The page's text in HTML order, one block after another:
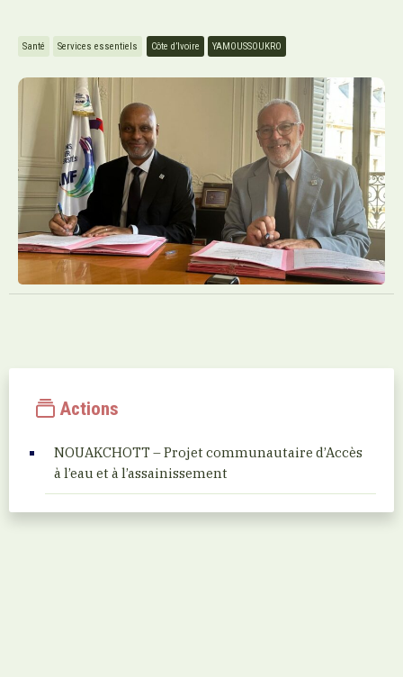
Santé Services essentiels Côte d’Ivoire YAMOUSSOUKRO
Actions
NOUAKCHOTT – Projet communautaire d’Accès
à l’eau et à l’assainissement